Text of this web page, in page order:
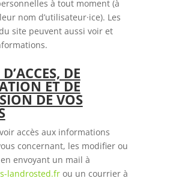
à tout moment (à
nom d’utilisateur·ice). Les
site peuvent aussi voir et
DE
ET DE
DE VOS
accès aux informations
concernant, les modifier ou
envoyant un mail à
landrosted.frou un courrier à